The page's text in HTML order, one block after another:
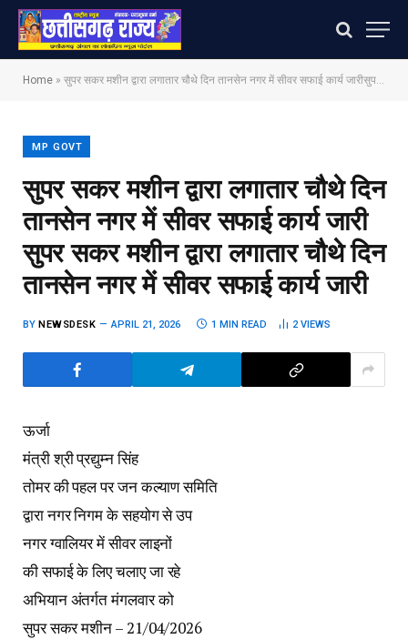
Home » सुपर सकर मशीन द्वारा लगातार चौथे दिन तानसेन नगर में सीवर सफाई कार्य जारी​सुपर सकर मशीन द्वारा लगातार चौथे दिन तानसेन नगर में सीवर सफाई कार्य जारी
MP GOVT
सुपर सकर मशीन द्वारा लगातार चौथे दिन
तानसेन नगर में सीवर सफाई कार्य जारी​
सुपर सकर मशीन द्वारा लगातार चौथे दिन
तानसेन नगर में सीवर सफाई कार्य जारी
BY NEWSDESK APRIL 21, 2026 1 MIN READ 2VIEWS
ऊर्जा
मंत्री श्री प्रद्युम्न सिंह
तोमर की पहल पर जन कल्याण समिति
द्वारा नगर निगम के सहयोग से उप
नगर ग्वालियर में सीवर लाइनों
की सफाई के लिए चलाए जा रहे
अभियान अंतर्गत मंगलवार को
सुपर सकर मशीन – 21/04/2026